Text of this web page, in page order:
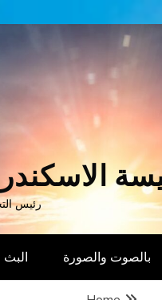
رئيس
بالصوت والصورة البث